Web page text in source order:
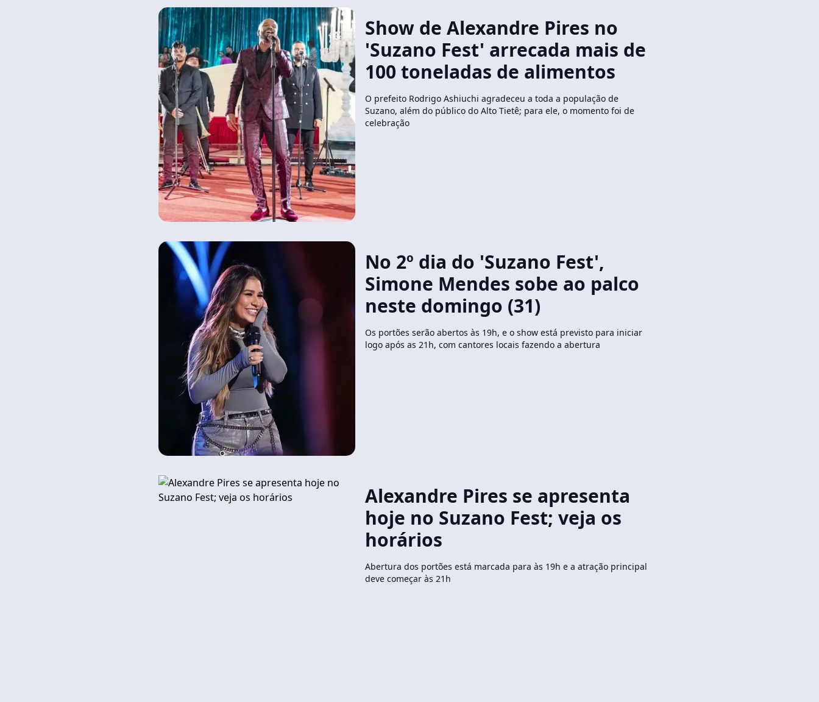
Show de Alexandre Pires no
'Suzano Fest' arrecada mais de
100 toneladas de alimentos
O prefeito Rodrigo Ashiuchi agradeceu a toda a população de
Suzano, além do público do Alto Tietê; para ele, o momento foi de
celebração
No 2º dia do 'Suzano Fest',
Simone Mendes sobe ao palco
neste domingo (31)
Os portões serão abertos às 19h, e o show está previsto para iniciar
logo após as 21h, com cantores locais fazendo a abertura
Alexandre Pires se apresenta
hoje no Suzano Fest; veja os
horários
Abertura dos portões está marcada para às 19h e a atração principal
deve começar às 21h